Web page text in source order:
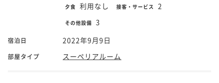
夕食 利用なし 接客・サービス 2
その他設備 3
宿泊日 2022年9月9日
部屋タイプ スーペリアルーム